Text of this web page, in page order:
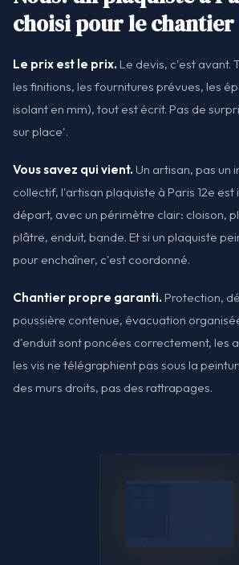
choisi pour le chantier
Le prix est le prix. Le devis, c'est avant.
les finitions, les fournitures prévues, les
isolant en mm), tout est écrit. Pas de
sur place'.
Vous savez qui vient. Un artisan, pas un
collectif, l'artisan plaquiste à Paris 12e est
départ, avec un périmètre clair: cloison,
plâtre, enduit, bande. Et si un plaquiste
pour enchaîner, c'est coordonné.
Chantier propre garanti. Protection,
poussière contenue, évacuation
d'enduit sont poncées correctement, les
les vis ne télégraphient pas sous la
des murs droits, pas des rattrapages.